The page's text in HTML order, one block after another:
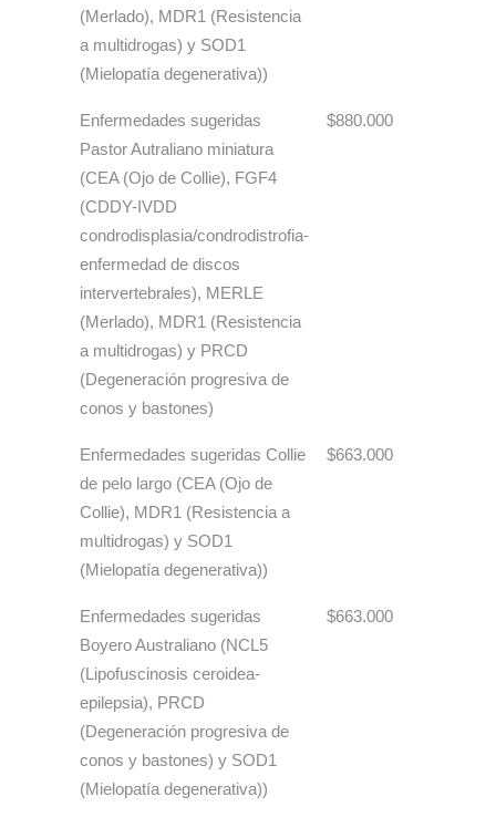
(Merlado), MDR1 (Resistencia
a multidrogas) y SOD1
(Mielopatía degenerativa))
Enfermedades sugeridas
Pastor Autraliano miniatura
(CEA (Ojo de Collie), FGF4
(CDDY-IVDD
condrodisplasia/condrodistrofia-
enfermedad de discos
intervertebrales), MERLE
(Merlado), MDR1 (Resistencia
a multidrogas) y PRCD
(Degeneración progresiva de
conos y bastones)
$880.000
Enfermedades sugeridas Collie
de pelo largo (CEA (Ojo de
Collie), MDR1 (Resistencia a
multidrogas) y SOD1
(Mielopatía degenerativa))
$663.000
Enfermedades sugeridas
Boyero Australiano (NCL5
(Lipofuscinosis ceroidea-
epilepsia), PRCD
(Degeneración progresiva de
conos y bastones) y SOD1
(Mielopatía degenerativa))
$663.000